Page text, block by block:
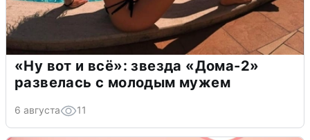
«Ну вот и всё»: звезда «Дома-2»
развелась с молодым мужем
6 августа 11